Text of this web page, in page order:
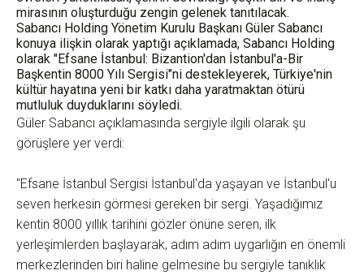
mirasının oluşturduğu zengin gelenek tanıtılacak.
Sabancı Holding Yönetim Kurulu Başkanı Güler Sabancı
konuya ilişkin olarak yaptığı açıklamada, Sabancı Holding
olarak "Efsane İstanbul: Bizantion'dan İstanbul'a-Bir
Başkentin 8000 Yılı Sergisi"ni destekleyerek, Türkiye'nin
kültür hayatına yeni bir katkı daha yaratmaktan ötürü
mutluluk duyduklarını söyledi.
Güler Sabancı açıklamasında sergiyle ilgili olarak şu
görüşlere yer verdi:
"Efsane İstanbul Sergisi İstanbul'da yaşayan ve İstanbul'u
seven herkesin görmesi gereken bir sergi. Yaşadığımız
kentin 8000 yıllık tarihini gözler önüne seren, ilk
yerleşimlerden başlayarak, adım adım uygarlığın en önemli
merkezlerinden biri haline gelmesine bu sergiyle tanıklık